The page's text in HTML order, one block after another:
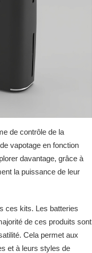
de contrôle de la
vapotage en fonction
davantage, grâce à
la puissance de leur
ces kits. Les batteries
de ces produits sont
Cela permet aux
et à leurs styles de